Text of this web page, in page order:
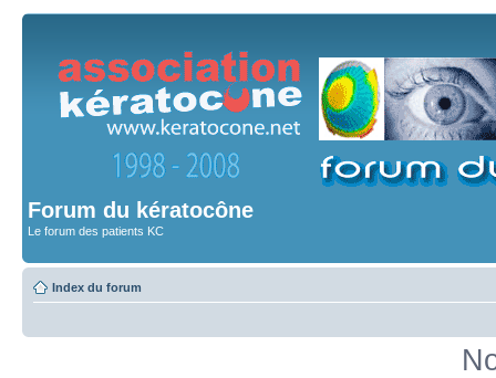
Forum du kératocône
Le forum des patients KC
Index du forum